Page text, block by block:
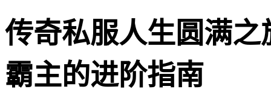
传奇私服人生圆满
霸主的进阶指南